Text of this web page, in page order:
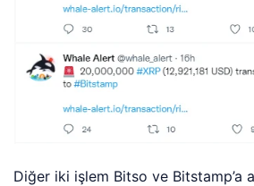
Diğer iki işlem Bitso ve Bitstamp’a